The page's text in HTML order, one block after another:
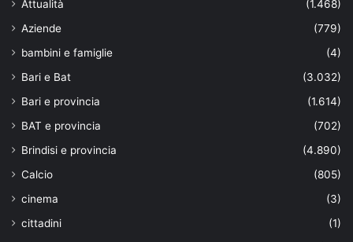
Attualità
(1.468)
Aziende
(779)
bambini e famiglie
(4)
Bari e Bat
(3.032)
Bari e provincia
(1.614)
BAT e provincia
(702)
Brindisi e provincia
(4.890)
Calcio
(805)
cinema
(3)
cittadini
(1)